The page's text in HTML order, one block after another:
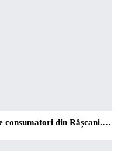
consumatori din Râșcani.…